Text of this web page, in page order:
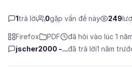
1trả lời 0gặp vấn đề này 249
Firefox PDF
đã hỏi vào lúc 1
jscher2000 -...đã trả lời1 năm